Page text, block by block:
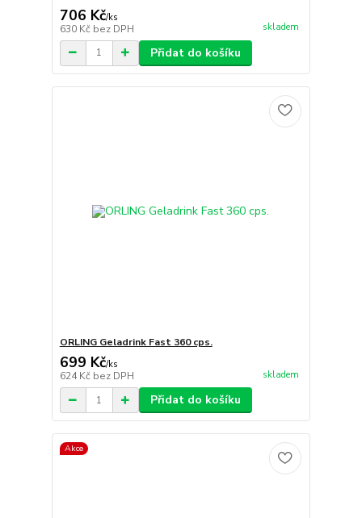
706 Kč/ks
630 Kč bez DPH skladem
Přidat do košíku
ORLING Geladrink Fast 360 cps.
699 Kč/ks
624 Kč bez DPH skladem
Přidat do košíku
Akce